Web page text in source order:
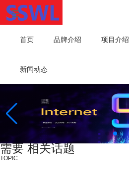
首页 品牌介绍 项目介绍
新闻动态
需要 相关话题
TOPIC